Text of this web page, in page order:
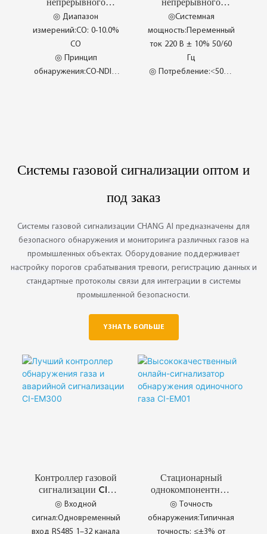
◎ Kualiti Konsisten
Terjamin
◎ Teknologi Termaju
Antarabangsa
◎ Penulenan Penuh
Peralatan
мониторинга
циркулирующего
газа печей СТК CI-
XT300
◎ Диапазон
измерений:CO: 0-10.0%
CO
◎ Принцип
обнаружения:CO-NDIR,
ток 220 В ± 10% 50/60
◎ Persampelan Pam
Boleh Tukar
газового анализа для
газогенераторных
установок CI-
XT6400
◎Системная
мощность:Переменный
ток 220 В ± 10% 50/60
Гц
◎ Потребление:<50ВА
Pengekstrakan Udara
Ditapis
Системы газовой сигнализации оптом и
под заказ
Системы газовой сигнализации CHANG AI предназначены для
безопасного обнаружения и мониторинга различных газов на
промышленных объектах. Оборудование поддерживает
настройку порогов срабатывания тревоги, регистрацию данных и
стандартные протоколы связи для интеграции в системы
промышленной безопасности.
YЗНАТЬ БОЛЬШЕ
Контроллер газовой
сигнализации CI-
EM300
◎ Входной
сигнал:Одновременный
вход RS485 1–32 канала
Стационарный
однокомпонентный
детектор-
сигнализатор газа
CI-EM01
◎ Точность
обнаружения:Типичная
точность: ≤±3% от